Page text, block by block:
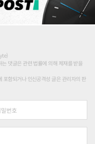
댓글은 관련 법률에 의해 제재를 받을
포함되거나 인신공격성 글은 관리자의 판